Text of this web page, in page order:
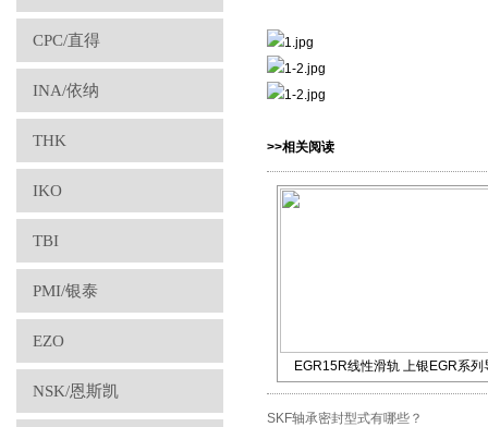
CPC/直得
INA/依纳
THK
IKO
TBI
PMI/银泰
EZO
NSK/恩斯凯
>>相关阅读
EGR15R线性滑轨 上银EGR系列
SKF轴承密封型式有哪些？